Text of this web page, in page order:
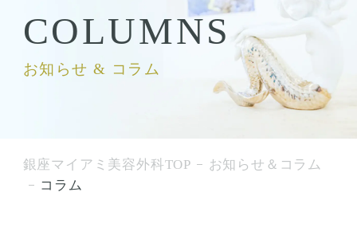
COLUMNS
お知らせ & コラム
銀座マイアミ美容外科TOP
お知らせ＆コラム
コラム